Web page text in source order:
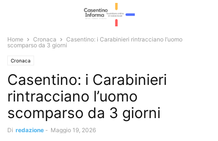
Home Cronaca
Casentino: i Carabinieri rintracciano l’uomo
scomparso da 3 giorni
Cronaca
Casentino: i Carabinieri
rintracciano l’uomo
scomparso da 3 giorni
Di redazione - Maggio 19, 2026